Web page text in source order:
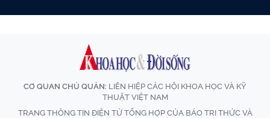
CƠ QUAN CHỦ QUẢN: LIÊN HIỆP CÁC HỘI KHOA HỌC VÀ KỸ
THUẬT VIỆT NAM
TRANG THÔNG TIN ĐIỆN TỬ TỔNG HỢP CỦA BÁO TRI THỨC VÀ